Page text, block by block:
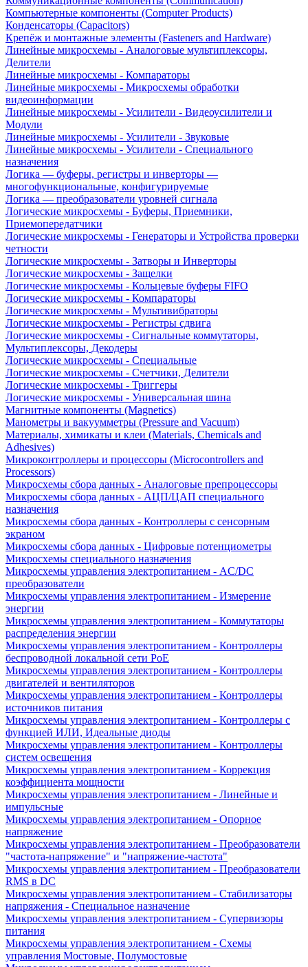
Компьютерные компоненты (Computer Products)
Конденсаторы (Capacitors)
Крепёж и монтажные элементы (Fasteners and Hardware)
Линейные микросхемы - Аналоговые мультиплексоры,
Делители
Линейные микросхемы - Компараторы
Линейные микросхемы - Микросхемы обработки
видеоинформации
Линейные микросхемы - Усилители - Видеоусилители и
Модули
Линейные микросхемы - Усилители - Звуковые
Линейные микросхемы - Усилители - Специального
назначения
Логика — буферы, регистры и инверторы —
многофункциональные, конфигурируемые
Логика — преобразователи уровней сигнала
Логические микросхемы - Буферы, Приемники,
Приемопередатчики
Логические микросхемы - Генераторы и Устройства проверки
четности
Логические микросхемы - Затворы и Инверторы
Логические микросхемы - Защелки
Логические микросхемы - Кольцевые буферы FIFO
Логические микросхемы - Компараторы
Логические микросхемы - Мультивибраторы
Логические микросхемы - Регистры сдвига
Логические микросхемы - Сигнальные коммутаторы,
Мультиплексоры, Декодеры
Логические микросхемы - Специальные
Логические микросхемы - Счетчики, Делители
Логические микросхемы - Триггеры
Логические микросхемы - Универсальная шина
Магнитные компоненты (Magnetics)
Манометры и вакуумметры (Pressure and Vacuum)
Материалы, химикаты и клеи (Materials, Chemicals and
Adhesives)
Микроконтроллеры и процессоры (Microcontrollers and
Processors)
Микросхемы сбора данных - Аналоговые препроцессоры
Микросхемы сбора данных - АЦП/ЦАП специального
назначения
Микросхемы сбора данных - Контроллеры с сенсорным
экраном
Микросхемы сбора данных - Цифровые потенциометры
Микросхемы специального назначения
Микросхемы управления электропитанием - AC/DC
преобразователи
Микросхемы управления электропитанием - Измерение
энергии
Микросхемы управления электропитанием - Коммутаторы
распределения энергии
Микросхемы управления электропитанием - Контроллеры
беспроводной локальной сети PoE
Микросхемы управления электропитанием - Контроллеры
двигателей и вентиляторов
Микросхемы управления электропитанием - Контроллеры
источников питания
Микросхемы управления электропитанием - Контроллеры с
функцией ИЛИ, Идеальные диоды
Микросхемы управления электропитанием - Контроллеры
систем освещения
Микросхемы управления электропитанием - Коррекция
коэффициента мощности
Микросхемы управления электропитанием - Линейные и
импульсные
Микросхемы управления электропитанием - Опорное
напряжение
Микросхемы управления электропитанием - Преобразователи
"частота-напряжение" и "напряжение-частота"
Микросхемы управления электропитанием - Преобразователи
RMS в DC
Микросхемы управления электропитанием - Стабилизаторы
напряжения - Специальное назначение
Микросхемы управления электропитанием - Супервизоры
питания
Микросхемы управления электропитанием - Схемы
управления Мостовые, Полумостовые